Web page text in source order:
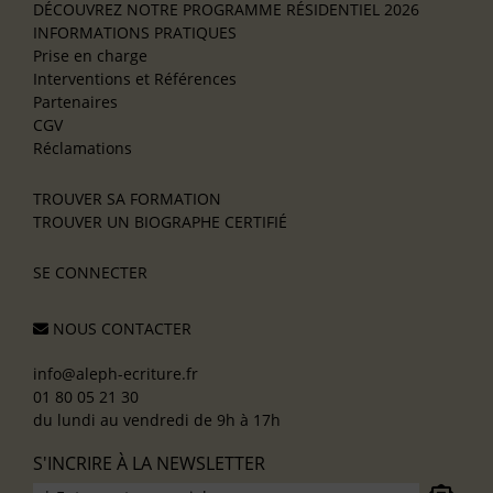
DÉCOUVREZ NOTRE PROGRAMME RÉSIDENTIEL 2026
INFORMATIONS PRATIQUES
Prise en charge
Interventions et Références
Partenaires
CGV
Réclamations
TROUVER SA FORMATION
TROUVER UN BIOGRAPHE CERTIFIÉ
SE CONNECTER
NOUS CONTACTER
info@aleph-ecriture.fr
01 80 05 21 30
du lundi au vendredi de 9h à 17h
S'INCRIRE À LA NEWSLETTER